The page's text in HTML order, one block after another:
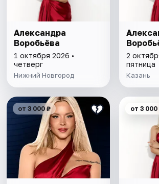
Александра
Воробьёва
1 октября 2026 •
четверг
Нижний Новгород
2
пятница
Казань
от 3 000 ₽ от 3 000